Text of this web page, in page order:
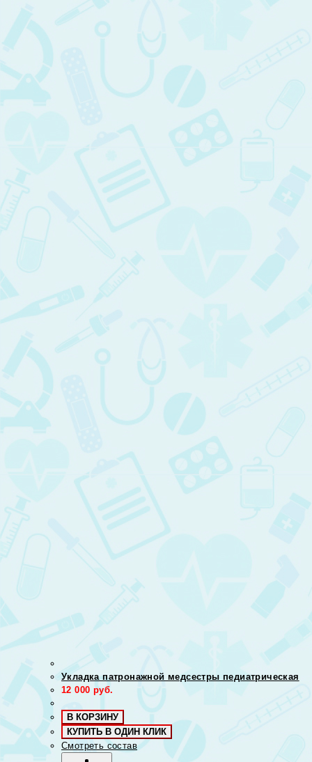
Укладка патронажной медсестры педиатрическая
12 000 руб.
В КОРЗИНУ
КУПИТЬ В ОДИН КЛИК
Смотреть состав